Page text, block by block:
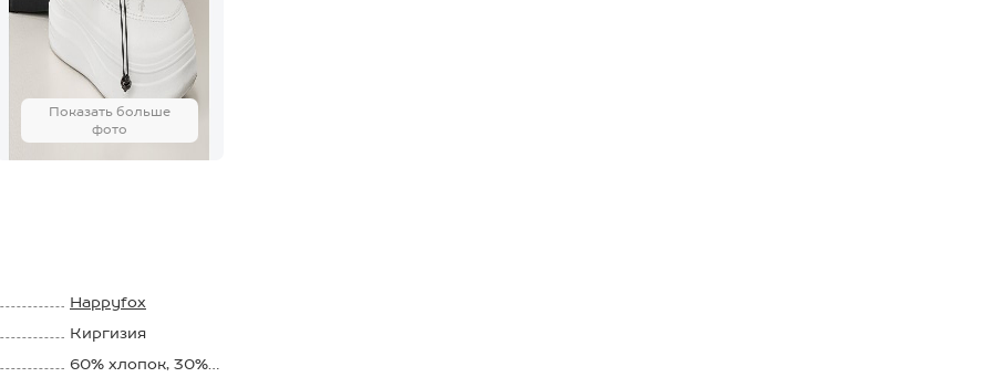
Показать больше
фото
Happyfox
Киргизия
60% хлопок, 30%